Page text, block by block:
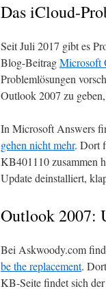
Das iCloud-
Seit Juli 2017 gibt es
Blog-BeitragMicrosoft
Problemlösungen
Outlook 2007 zu
In Microsoft Answers
gehen nicht mehr. Dort
KB401110 zusammen
Update deinstalliert,
Outlook 2007:
Bei Askwoody.com
be the replacement.
KB-Seite findet sich